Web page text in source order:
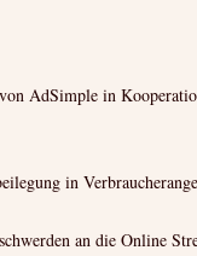
AdSimple in
in
an die Online